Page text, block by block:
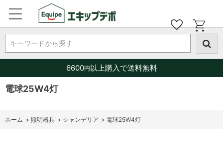
キーワードから探す
6600円以上購入で送料無料
電球25W4灯
ホーム > 照明器具 > シャンデリア > 電球25W4灯